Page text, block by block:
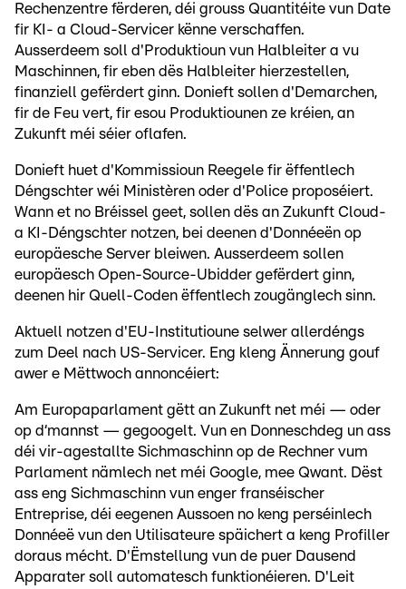
Rechenzentre fërderen, déi grouss Quantitéite vun Date
fir KI- a Cloud-Servicer kënne verschaffen.
Ausserdeem soll d'Produktioun vun Halbleiter a vu
Maschinnen, fir eben dës Halbleiter hierzestellen,
finanziell gefërdert ginn. Donieft sollen d'Demarchen,
fir de Feu vert, fir esou Produktiounen ze kréien, an
Zukunft méi séier oflafen.
Donieft huet d'Kommissioun Reegele fir ëffentlech
Déngschter wéi Ministèren oder d'Police proposéiert.
Wann et no Bréissel geet, sollen dës an Zukunft Cloud-
a KI-Déngschter notzen, bei deenen d'Donnéeën op
europäesche Server bleiwen. Ausserdeem sollen
europäesch Open-Source-Ubidder gefërdert ginn,
deenen hir Quell-Coden ëffentlech zougänglech sinn.
Aktuell notzen d'EU-Institutioune selwer allerdéngs
zum Deel nach US-Servicer. Eng kleng Ännerung gouf
awer e Mëttwoch annoncéiert:
Am Europaparlament gëtt an Zukunft net méi — oder
op d‘mannst — gegoogelt. Vun en Donneschdeg un ass
déi vir-agestallte Sichmaschinn op de Rechner vum
Parlament nämlech net méi Google, mee Qwant. Dëst
ass eng Sichmaschinn vun enger franséischer
Entreprise, déi eegenen Aussoen no keng perséinlech
Donnéeë vun den Utilisateure späichert a keng Profiller
doraus mécht. D'Ëmstellung vun de puer Dausend
Apparater soll automatesch funktionéieren. D'Leit